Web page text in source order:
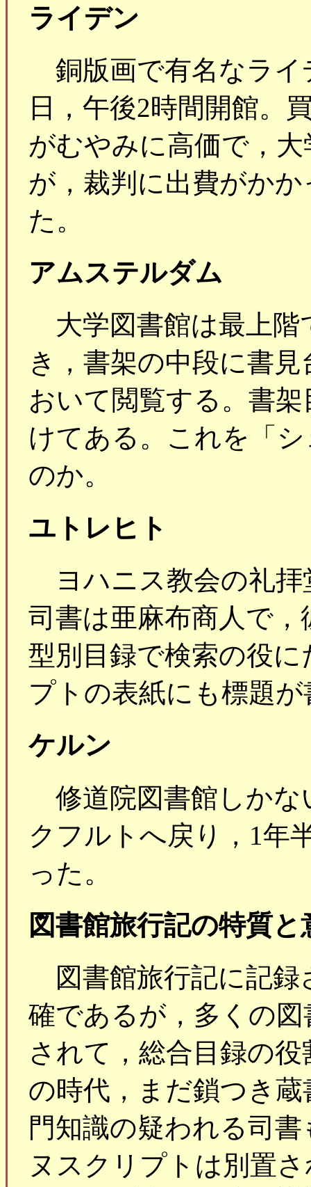
ライデン
銅版画で有名なライ
日，午後2時間開館。
がむやみに高価で，
が，裁判に出費がか
た。
アムステルダム
大学図書館は最上階
き，書架の中段に書
おいて閲覧する。書
けてある。これを「
のか。
ユトレヒト
ヨハニス教会の礼拝
司書は亜麻布商人で
型別目録で検索の役
プトの表紙にも標題
ケルン
修道院図書館しかな
クフルトへ戻り，1年
った。
図書館旅行記の特質と
図書館旅行記に記録
確であるが，多くの
されて，総合目録の
の時代，まだ鎖つき
門知識の疑われる司
ヌスクリプトは別置